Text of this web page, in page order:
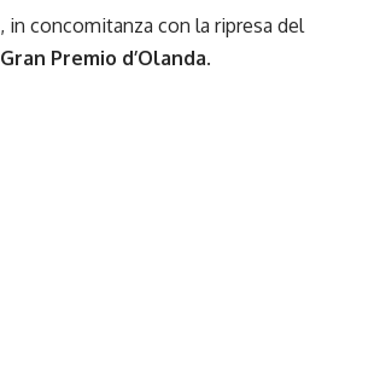
, in concomitanza con la ripresa del
Gran Premio d’Olanda.